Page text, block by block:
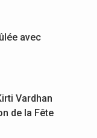
avec
Vardhan
de la Fête